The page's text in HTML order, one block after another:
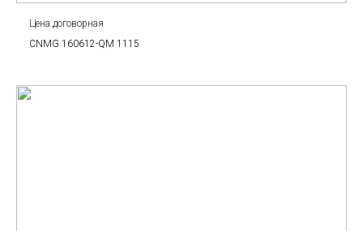
Цена договорная
CNMG 160612-QM 1115